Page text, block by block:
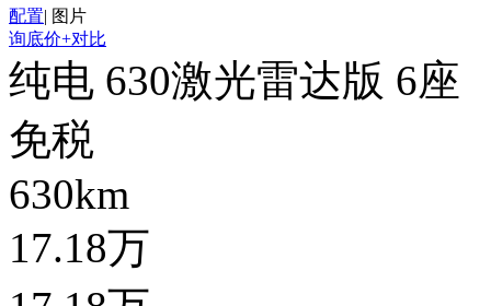
配置| 图片
询底价+对比
纯电 630激光雷达版 6座
免税
630km
17.18万